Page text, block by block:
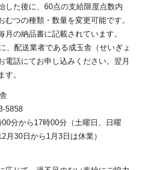
した後に、60点の支給限度点数内
むつの種類・数量を変更可能です。
月の納品書に記載されています。
、配送業者である成玉舎（せいぎょ
電話にてお申し込みください。翌月
す。
5858
分から17時00分（土曜日、日曜
月30日から1月3日は休業）